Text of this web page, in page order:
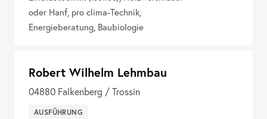
oder Hanf, pro clima-Technik,
Energieberatung, Baubiologie
Robert Wilhelm Lehmbau
04880 Falkenberg / Trossin
AUSFÜHRUNG